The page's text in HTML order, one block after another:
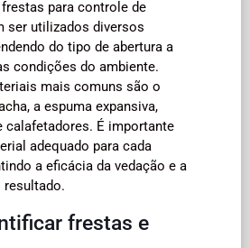
para controle de
ser utilizados diversos
do tipo de abertura a
condições do ambiente.
mais comuns são o
a espuma expansiva,
calafetadores. É importante
adequado para cada
a eficácia da vedação e a
resultado.
frestas e